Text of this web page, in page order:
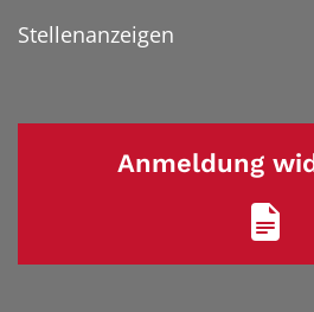
Stellenanzeigen
Anmeldung